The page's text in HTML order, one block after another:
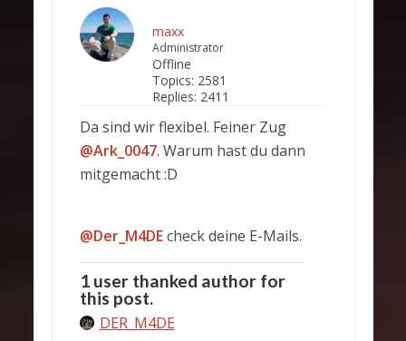
maxx
Administrator
Offline
Topics: 2581
Replies: 2411
Da sind wir flexibel. Feiner Zug
@Ark_0047. Warum hast du dann
mitgemacht :D
@Der_M4DEcheck deine E-Mails.
1 user thanked author for
this post.
DER_M4DE